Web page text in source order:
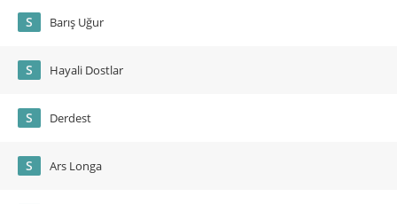
S Barış Uğur
S Hayali Dostlar
S Derdest
S Ars Longa